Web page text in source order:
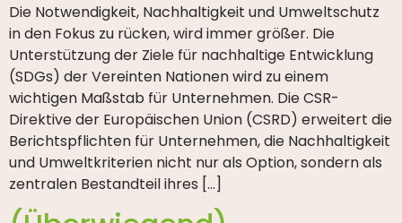
Die Notwendigkeit, Nachhaltigkeit und Umweltschutz
in den Fokus zu rücken, wird immer größer. Die
Unterstützung der Ziele für nachhaltige Entwicklung
(SDGs) der Vereinten Nationen wird zu einem
wichtigen Maßstab für Unternehmen. Die CSR-
Direktive der Europäischen Union (CSRD) erweitert die
Berichtspflichten für Unternehmen, die Nachhaltigkeit
und Umweltkriterien nicht nur als Option, sondern als
zentralen Bestandteil ihres […]